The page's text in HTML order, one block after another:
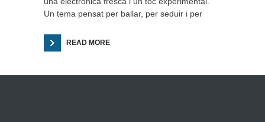
Un tema pensat per ballar, per seduir i per
READ MORE